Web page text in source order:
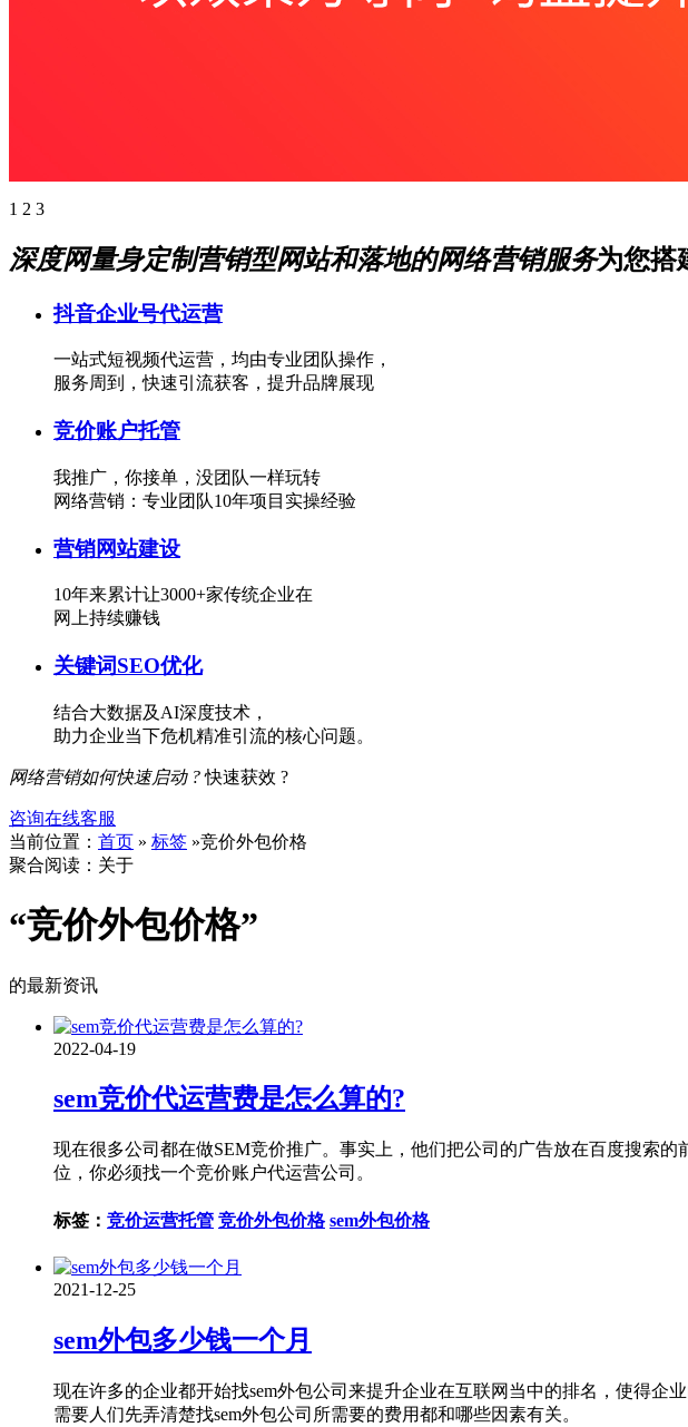
1 2 3
深度网量身定制营销型网站和落地的网络营销服务为您搭
抖音企业号代运营
一站式短视频代运营，均由专业团队操作，
服务周到，快速引流获客，提升品牌展现
竞价账户托管
我推广，你接单，没团队一样玩转
网络营销：专业团队10年项目实操经验
营销网站建设
10年来累计让3000+家传统企业在
网上持续赚钱
关键词SEO优化
结合大数据及AI深度技术，
助力企业当下危机精准引流的核心问题。
网络营销如何快速启动 ?快速获效 ?
咨询在线客服
当前位置： 首页 » 标签 »竞价外包价格
聚合阅读：关于
“竞价外包价格”
的最新资讯
2022-04-19
sem竞价代运营费是怎么算的?
现在很多公司都在做SEM竞价推广。事实上，他们把公司的广告放在百度搜索
位，你必须找一个竞价账户代运营公司。
标签： 竞价运营托管 竞价外包价格 sem外包价格
2021-12-25
sem外包多少钱一个月
现在许多的企业都开始找sem外包公司来提升企业在互联网当中的排名，使得企
需要人们先弄清楚找sem外包公司所需要的费用都和哪些因素有关。